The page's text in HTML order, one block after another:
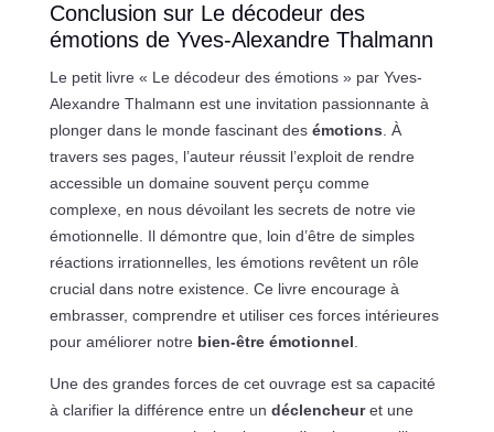
Conclusion sur Le décodeur des
émotions de Yves-Alexandre Thalmann
Le petit livre « Le décodeur des émotions » par Yves-
Alexandre Thalmann est une invitation passionnante à
plonger dans le monde fascinant des émotions. À
travers ses pages, l’auteur réussit l’exploit de rendre
accessible un domaine souvent perçu comme
complexe, en nous dévoilant les secrets de notre vie
émotionnelle. Il démontre que, loin d’être de simples
réactions irrationnelles, les émotions revêtent un rôle
crucial dans notre existence. Ce livre encourage à
embrasser, comprendre et utiliser ces forces intérieures
pour améliorer notre bien-être émotionnel.
Une des grandes forces de cet ouvrage est sa capacité
à clarifier la différence entre un déclencheuret une